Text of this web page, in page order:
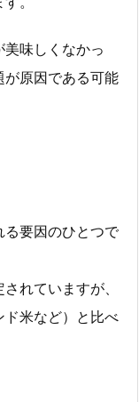
味しくなかっ
が原因である可能
要因のひとつで
れていますが、
米など）と比べ